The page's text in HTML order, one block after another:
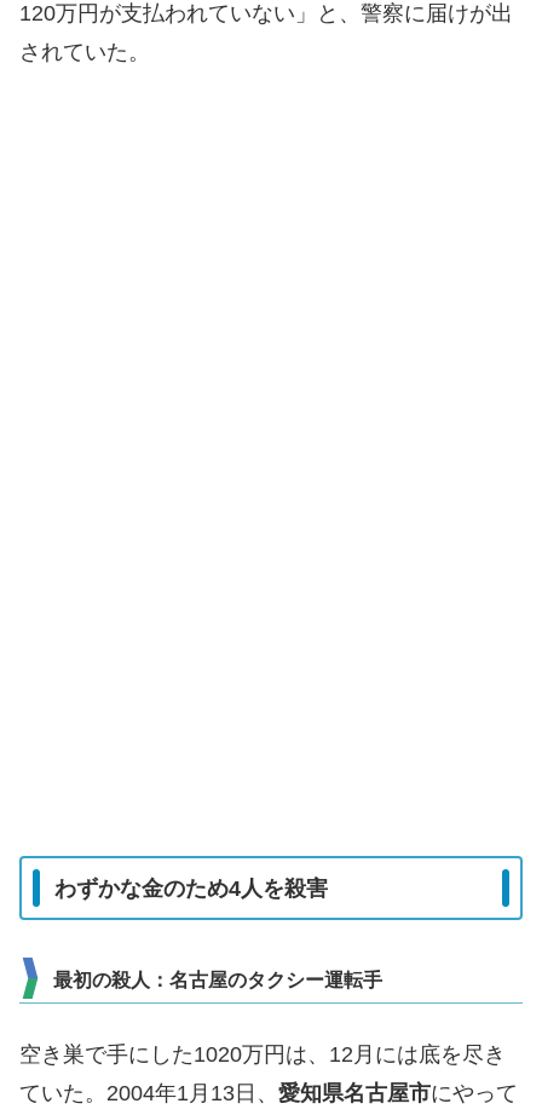
120万円が支払われていない」と、警察に届けが出
されていた。
わずかな金のため4人を殺害
最初の殺人：名古屋のタクシー運転手
空き巣で手にした1020万円は、12月には底を尽き
ていた。2004年1月13日、 愛知県名古屋市にやって